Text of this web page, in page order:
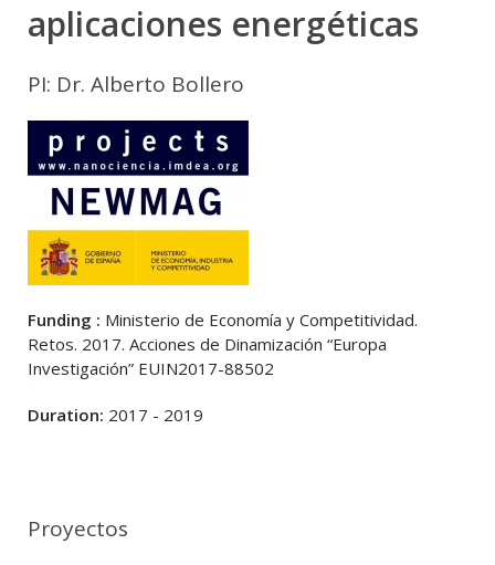
aplicaciones energéticas
PI: Dr. Alberto Bollero
Funding : Ministerio de Economía y Competitividad.
Retos. 2017. Acciones de Dinamización “Europa
Investigación” EUIN2017-88502
Duration: 2017 - 2019
Proyectos